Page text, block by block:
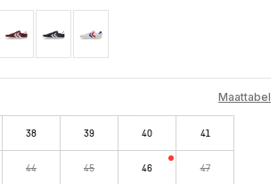
Maattabel
38 39 40 41
44 45 46 47